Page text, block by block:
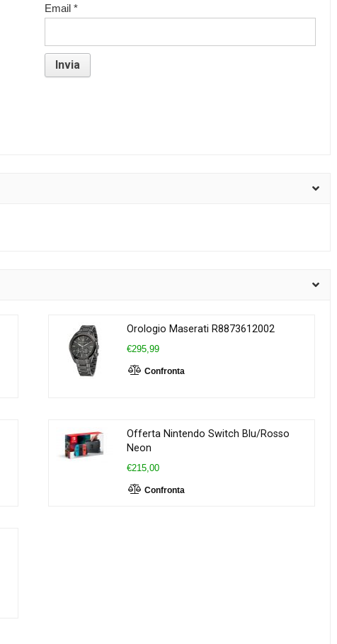
Email *
Orologio Maserati R8873612002
€295,99
Confronta
Offerta Nintendo Switch Blu/Rosso
Neon
€215,00
Confronta